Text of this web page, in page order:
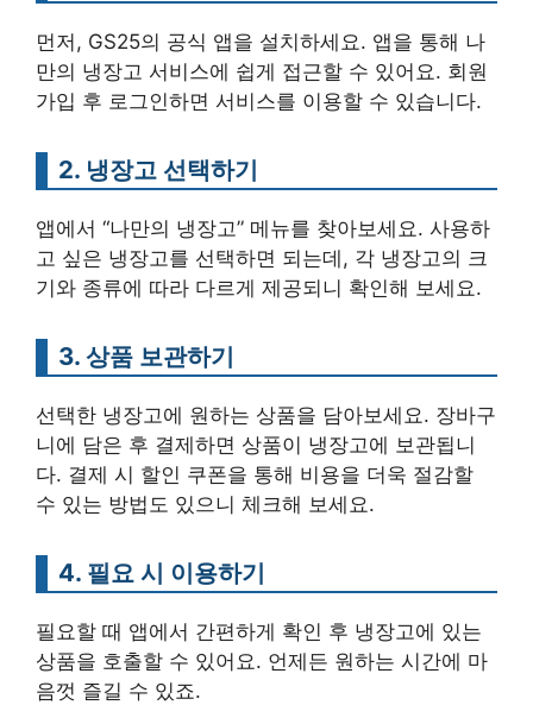
먼저, GS25의 공식 앱을 설치하세요. 앱을 통해 나
만의 냉장고 서비스에 쉽게 접근할 수 있어요. 회원
가입 후 로그인하면 서비스를 이용할 수 있습니다.
2. 냉장고 선택하기
앱에서 “나만의 냉장고” 메뉴를 찾아보세요. 사용하
고 싶은 냉장고를 선택하면 되는데, 각 냉장고의 크
기와 종류에 따라 다르게 제공되니 확인해 보세요.
3. 상품 보관하기
선택한 냉장고에 원하는 상품을 담아보세요. 장바구
니에 담은 후 결제하면 상품이 냉장고에 보관됩니
다. 결제 시 할인 쿠폰을 통해 비용을 더욱 절감할
수 있는 방법도 있으니 체크해 보세요.
4. 필요 시 이용하기
필요할 때 앱에서 간편하게 확인 후 냉장고에 있는
상품을 호출할 수 있어요. 언제든 원하는 시간에 마
음껏 즐길 수 있죠.